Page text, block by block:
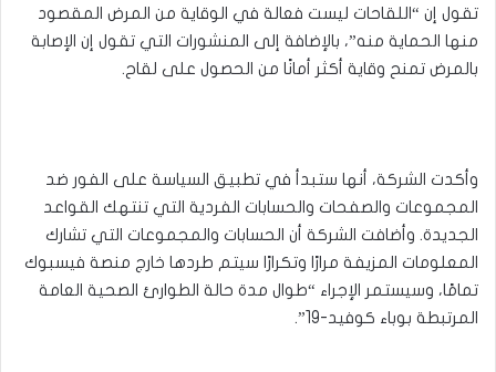
تقول إن “اللقاحات ليست فعالة في الوقاية من المرض المقصود
منها الحماية منه”، بالإضافة إلى المنشورات التي تقول إن الإصابة
بالمرض تمنح وقاية أكثر أمانًا من الحصول على لقاح.
وأكدت الشركة، أنها ستبدأ في تطبيق السياسة على الفور ضد
المجموعات والصفحات والحسابات الفردية التي تنتهك القواعد
الجديدة. وأضافت الشركة أن الحسابات والمجموعات التي تشارك
المعلومات المزيفة مرارًا وتكرارًا سيتم طردها خارج منصة فيسبوك
تمامًا، وسيستمر الإجراء “طوال مدة حالة الطوارئ الصحية العامة
المرتبطة بوباء كوفيد-19”.